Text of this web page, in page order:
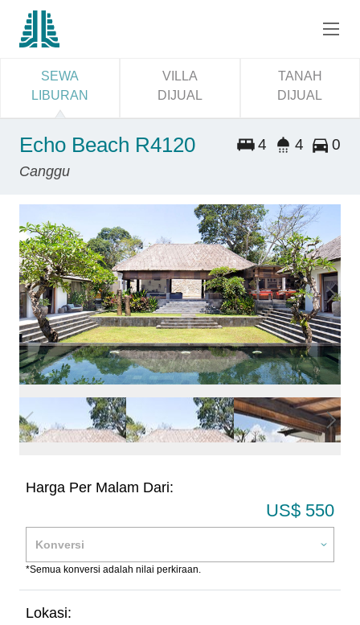
SEWA
LIBURAN
VILLA
DIJUAL
TANAH
DIJUAL
Echo Beach R4120
Canggu
4 4 0
Harga Per Malam Dari:
US$ 550
*Semua konversi adalah nilai perkiraan.
Lokasi: